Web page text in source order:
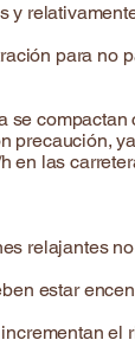
y
para no
se compactan
precaución,
en las
relajantes
estar
el